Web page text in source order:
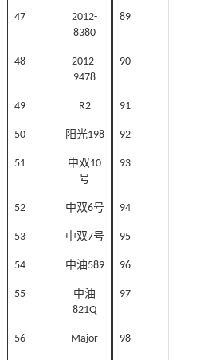
47
2012-
8380
89
48
2012-
9478
90
49 R2 91
50 阳光198 92
51
中双10
号
93
52 中双6号 94
53 中双7号 95
54 中油589 96
55
中油
821Q
97
56 Major 98